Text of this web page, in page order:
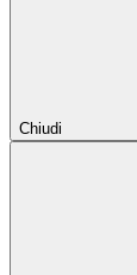
Chiudi